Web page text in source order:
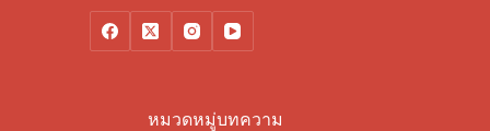
หมวดหมู่บทความ